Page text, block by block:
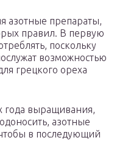
азотные препараты,
правил. В первую
поскольку
возможностью
грецкого ореха
года выращивания,
азотные
в последующий